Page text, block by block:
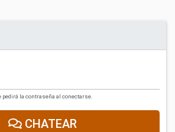
la contraseña al conectarse.
CHATEAR